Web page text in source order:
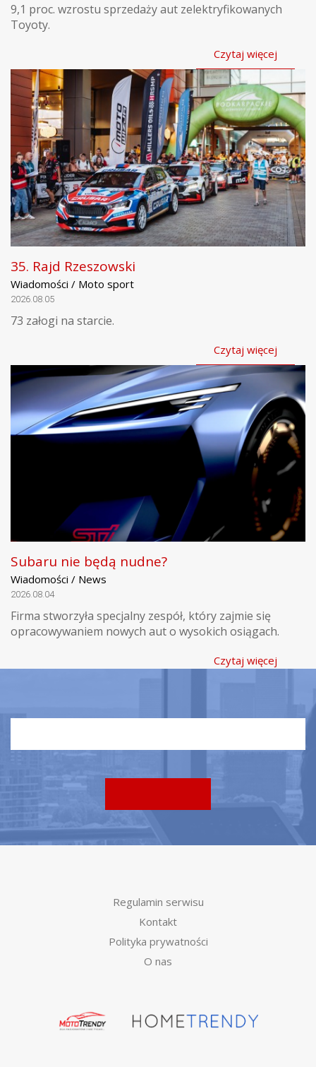
9,1 proc. wzrostu sprzedaży aut zelektryfikowanych
Toyoty.
Czytaj więcej
35. Rajd Rzeszowski
Wiadomości / Moto sport
2026.08.05
73 załogi na starcie.
Czytaj więcej
Subaru nie będą nudne?
Wiadomości / News
2026.08.04
Firma stworzyła specjalny zespół, który zajmie się
opracowywaniem nowych aut o wysokich osiągach.
Czytaj więcej
Regulamin serwisu
Kontakt
Polityka prywatności
O nas